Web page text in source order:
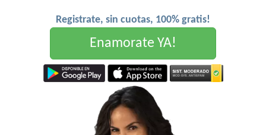
Registrate, sin cuotas, 100% gratis!
Enamorate YA!